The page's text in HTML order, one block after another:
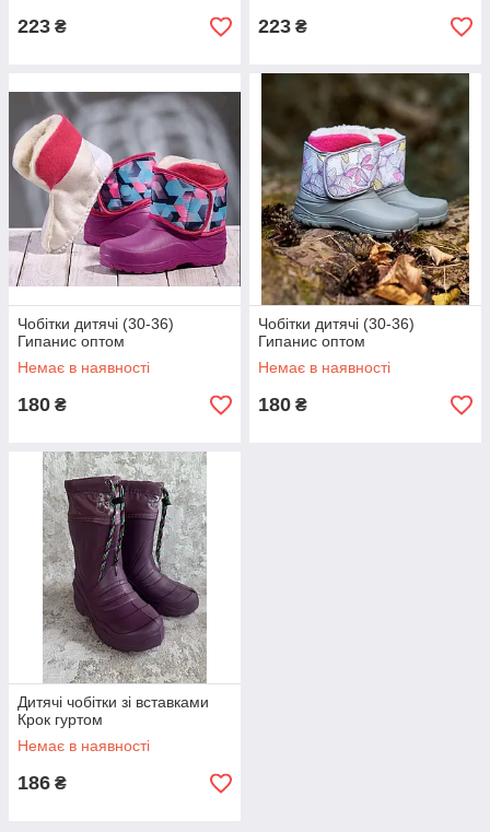
223 ₴ 223 ₴
Чобітки дитячі (30-36)
Гипанис оптом
Немає в наявності
180 ₴
Чобітки дитячі (30-36)
Гипанис оптом
Немає в наявності
180 ₴
Дитячі чобітки зі вставками
Крок гуртом
Немає в наявності
186 ₴